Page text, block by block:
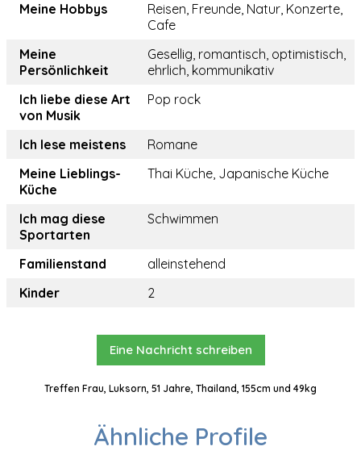
Meine Hobbys
Reisen, Freunde, Natur, Konzerte,
Cafe
Meine
Persönlichkeit
Gesellig, romantisch, optimistisch,
ehrlich, kommunikativ
Ich liebe diese Art
von Musik
Pop rock
Ich lese meistens
Romane
Meine Lieblings-
Küche
Thai Küche, Japanische Küche
Ich mag diese
Sportarten
Schwimmen
Familienstand
alleinstehend
Kinder
2
Eine Nachricht schreiben
Treffen Frau, Luksorn, 51 Jahre, Thailand, 155cm und 49kg
Ähnliche Profile